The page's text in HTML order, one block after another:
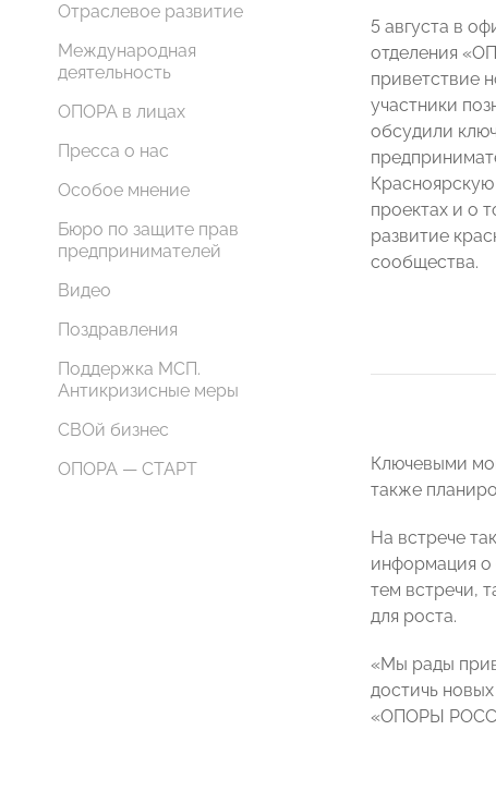
Отраслевое развитие
Международная
деятельность
ОПОРА в лицах
Пресса о нас
Особое мнение
Бюро по защите прав
предпринимателей
Видео
Поздравления
Поддержка МСП.
Антикризисные меры
СВОй бизнес
ОПОРА — СТАРТ
5 августа в
отделения
приветствие
участники
обсудили
проектах и о
развитие
сообщества.
Ключевыми
также
На встрече
информация о
тем встречи,
для роста.
«Мы рады
достичь
«ОПОРЫ